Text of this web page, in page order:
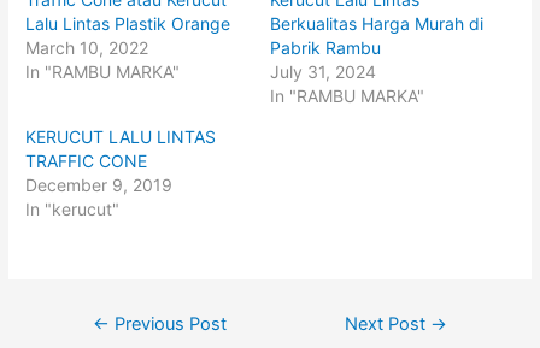
r
e
o
n
T
t
e
r
(
O
p
e
r
e
o
n
F
b
o
o
(
e
w
Lalu Lintas Plastik Orange
March 10, 2022
In "RAMBU MARKA"
Berkualitas Harga Murah di
Pabrik Rambu
July 31, 2024
In "RAMBU MARKA"
KERUCUT LALU LINTAS
TRAFFIC CONE
December 9, 2019
In "kerucut"
Post
← Previous Post Next Post →